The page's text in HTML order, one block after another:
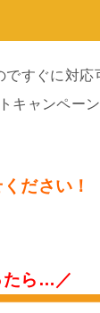
すぐに対
キャンペーン
ださい！
たら…／